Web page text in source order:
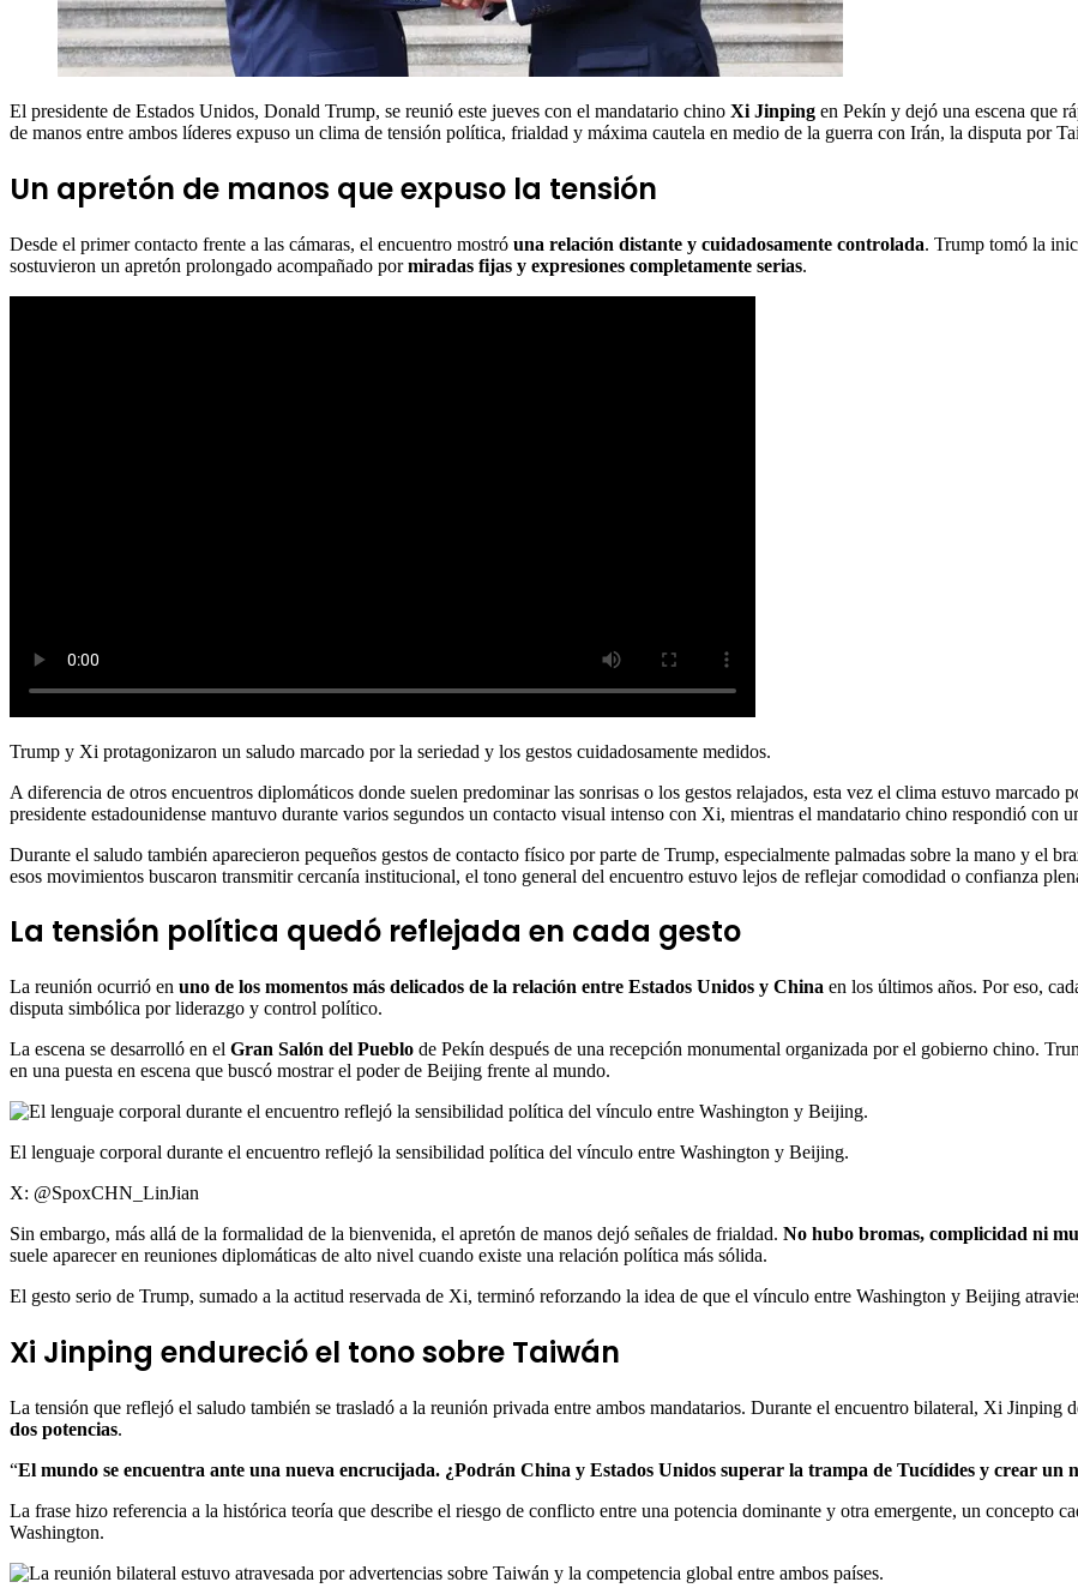
El presidente de Estados Unidos, Donald Trump, se reunió este jueves con el mandatario chino Xi Jinping en Pekín y dejó una escena que
de manos entre ambos líderes expuso un clima de tensión política, frialdad y máxima cautela en medio de la guerra con Irán, la disputa por
Un apretón de manos que expuso la tensión
Desde el primer contacto frente a las cámaras, el encuentro mostró una relación distante y cuidadosamente controlada. Trump tomó la
sostuvieron un apretón prolongado acompañado pormiradas fijas y expresiones completamente serias.
Trump y Xi protagonizaron un saludo marcado por la seriedad y los gestos cuidadosamente medidos.
A diferencia de otros encuentros diplomáticos donde suelen predominar las sonrisas o los gestos relajados, esta vez el clima estuvo marcado
presidente estadounidense mantuvo durante varios segundos un contacto visual intenso con Xi, mientras el mandatario chino respondió con
Durante el saludo también aparecieron pequeños gestos de contacto físico por parte de Trump, especialmente palmadas sobre la mano y el
esos movimientos buscaron transmitir cercanía institucional, el tono general del encuentro estuvo lejos de reflejar comodidad o confianza
La tensión política quedó reflejada en cada gesto
La reunión ocurrió en uno de los momentos más delicados de la relación entre Estados Unidos y China en los últimos años. Por eso,
disputa simbólica por liderazgo y control político.
La escena se desarrolló en el Gran Salón del Pueblo de Pekín después de una recepción monumental organizada por el gobierno chino.
en una puesta en escena que buscó mostrar el poder de Beijing frente al mundo.
El lenguaje corporal durante el encuentro reflejó la sensibilidad política del vínculo entre Washington y Beijing.
X: @SpoxCHN_LinJian
Sin embargo, más allá de la formalidad de la bienvenida, el apretón de manos dejó señales de frialdad. No hubo bromas, complicidad ni
suele aparecer en reuniones diplomáticas de alto nivel cuando existe una relación política más sólida.
El gesto serio de Trump, sumado a la actitud reservada de Xi, terminó reforzando la idea de que el vínculo entre Washington y Beijing
Xi Jinping endureció el tono sobre Taiwán
La tensión que reflejó el saludo también se trasladó a la reunión privada entre ambos mandatarios. Durante el encuentro bilateral, Xi Jinping
dos potencias.
“El mundo se encuentra ante una nueva encrucijada. ¿Podrán China y Estados Unidos superar la trampa de Tucídides y crear un
La frase hizo referencia a la histórica teoría que describe el riesgo de conflicto entre una potencia dominante y otra emergente, un concepto
Washington.